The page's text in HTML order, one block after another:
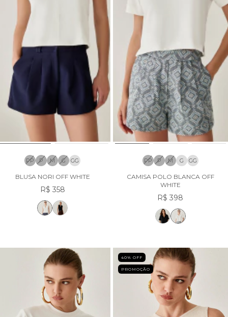
PP P M G GG
BLUSA NORI OFF WHITE
R$ 358
PP P M G GG
CAMISA POLO BLANCA OFF
WHITE
R$ 398
40% OFF
PROMOÇÃO